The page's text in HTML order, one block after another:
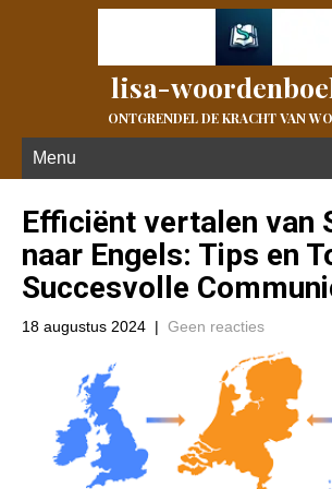
lisa-
ONTGRENDEL DE KRACHT VAN
Menu
Efficiënt vertalen van
naar Engels: Tips en
Succesvolle
18 augustus 2024 | Geen reacties